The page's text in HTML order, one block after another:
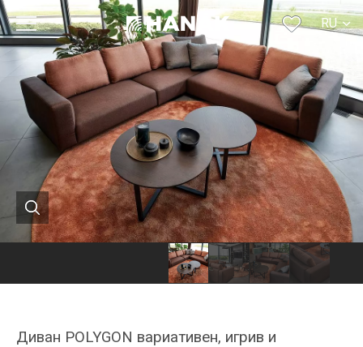
CS
SK
EN
DE
RU
FR
Диван POLYGON вариативен, игрив и